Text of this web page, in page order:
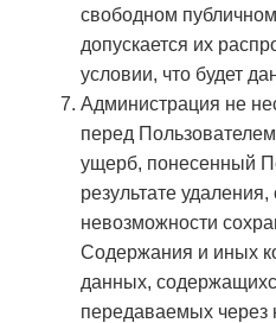
свободном
допускается их
условии, что будет
Администрация не
перед
ущерб, понесенный
результате удаления,
невозможности
Содержания и иных
данных,
передаваемых через